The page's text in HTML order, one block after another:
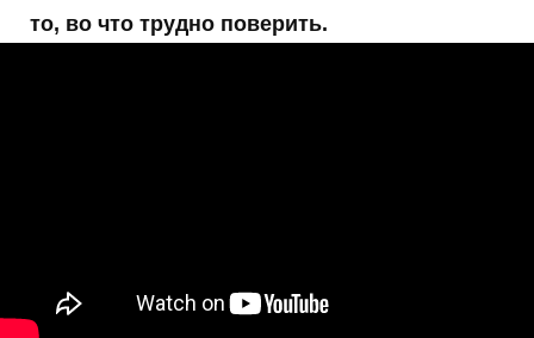
то, во что трудно поверить.